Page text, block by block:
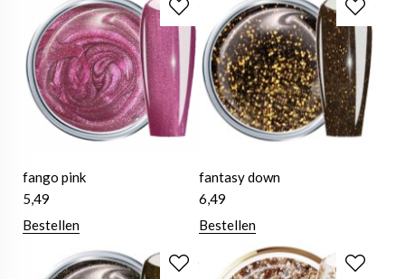
fango pink
5,49
Bestellen
fantasy down
6,49
Bestellen